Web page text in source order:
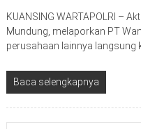
KUANSING WARTAPOLRI –
Mundung, melaporkan PT
perusahaan lainnya langsung
Baca selengkapnya